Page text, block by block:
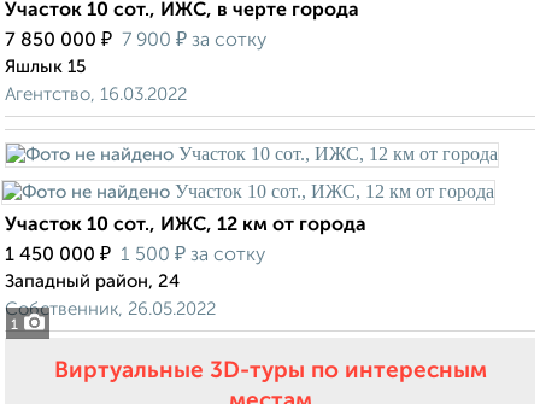
Участок 10 сот., ИЖС, в черте города
7 850 000 ₽ 7 900 ₽ за сотку
Яшлык 15
Агентство, 16.03.2022
1
Участок 10 сот., ИЖС, 12 км от города
1 450 000 ₽ 1 500 ₽ за сотку
Западный район, 24
Собственник, 26.05.2022
Виртуальные 3D-туры по интересным